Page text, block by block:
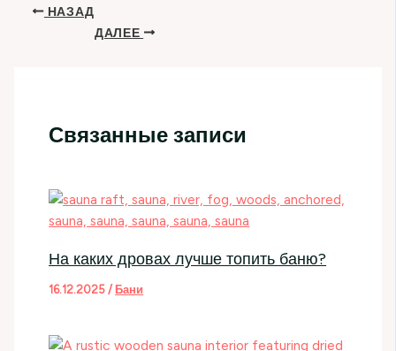
НАЗАД
ДАЛЕЕ
Связанные записи
На каких дровах лучше топить баню?
16.12.2025/ Бани